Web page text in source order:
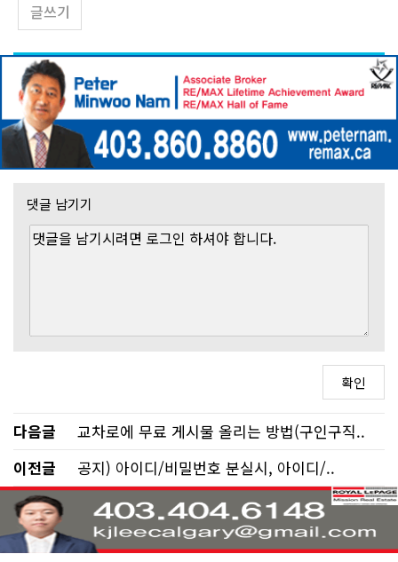
글쓰기
댓글 남기기
다음글
교차로에 무료 게시물 올리는 방법(구인구직..
이전글
공지) 아이디/비밀번호 분실시, 아이디/..